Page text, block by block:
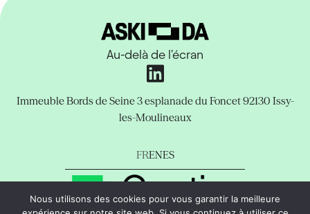
Au-delà de l'écran
Immeuble Bords de Seine3 esplanade du Foncet92130 Issy-
les-Moulineaux
FRENES
Nous utilisons des cookies pour vous garantir la meilleure